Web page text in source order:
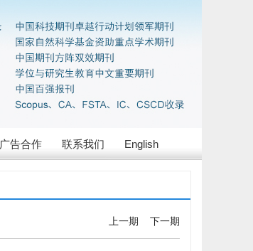
广告合作 联系我们 English
上一期 下一期